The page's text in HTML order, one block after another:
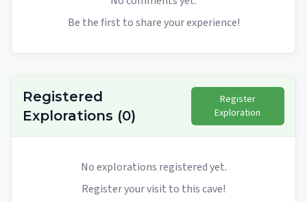
Be the first to share your experience!
Registered
Explorations (0)
Register
Exploration
No explorations registered yet.
Register your visit to this cave!